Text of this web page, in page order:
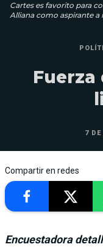
Cartes es favorito para
Alliana como aspirante a
Fuerza
7
Compartir en redes
Encuestadora